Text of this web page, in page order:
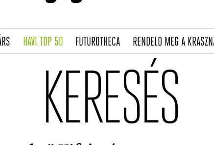
(CURRENT)
HAVI TOP 50(CURRENT)
FUTUROTHECA(CURRENT)
RENDELD MEG A
KERESÉS